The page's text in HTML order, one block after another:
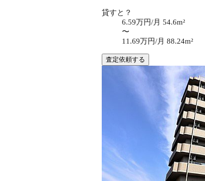
貸すと？
6.59万円/月 54.6m²
〜
11.69万円/月 88.24m²
査定依頼する